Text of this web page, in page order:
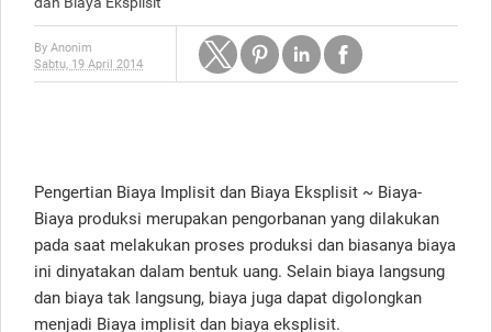
By Anonim
Sabtu, 19 April 2014
Pengertian Biaya Implisit dan Biaya Eksplisit ~ Biaya-
Biaya produksi merupakan pengorbanan yang dilakukan
pada saat melakukan proses produksi dan biasanya biaya
ini dinyatakan dalam bentuk uang. Selain biaya langsung
dan biaya tak langsung, biaya juga dapat digolongkan
menjadi Biaya implisit dan biaya eksplisit.